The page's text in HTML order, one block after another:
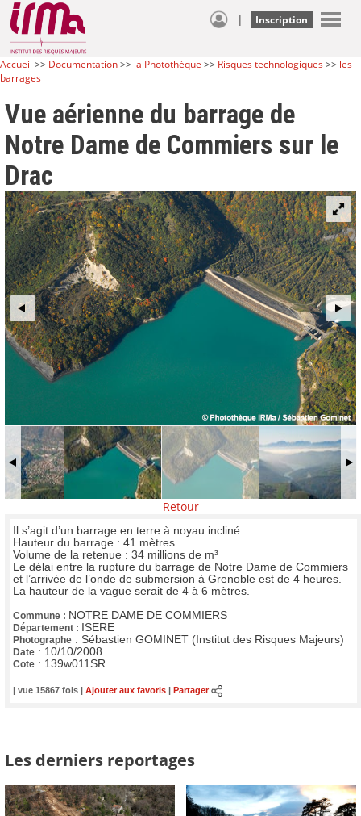
| Inscription
Accueil >> Documentation>> la Photothèque >> Risques technologiques>> les
barrages
Vue aérienne du barrage de
Notre Dame de Commiers sur le
Drac
Retour
Il s’agit d’un barrage en terre à noyau incliné.
Hauteur du barrage : 41 mètres
Volume de la retenue : 34 millions de m³
Le délai entre la rupture du barrage de Notre Dame de Commiers
et l’arrivée de l’onde de submersion à Grenoble est de 4 heures.
La hauteur de la vague serait de 4 à 6 mètres.
Commune : NOTRE DAME DE COMMIERS
Département : ISERE
Photographe : Sébastien GOMINET (Institut des Risques Majeurs)
Date : 10/10/2008
Cote : 139w011SR
| vue 15867 fois | Ajouter aux favoris Partager
Les derniers reportages